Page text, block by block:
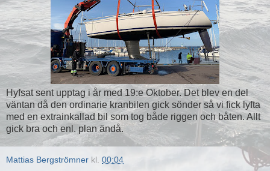
Hyfsat sent upptag i år med 19:e Oktober. Det blev en del
väntan då den ordinarie kranbilen gick sönder så vi fick lyfta
med en extrainkallad bil som tog både riggen och båten. Allt
gick bra och enl. plan ändå.
Mattias Bergströmner kl. 00:04